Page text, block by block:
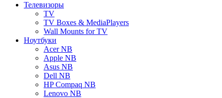
Телевизоры
TV
TV Boxes & MediaPlayers
Wall Mounts for TV
Ноутбуки
Acer NB
Apple NB
Asus NB
Dell NB
HP Compaq NB
Lenovo NB